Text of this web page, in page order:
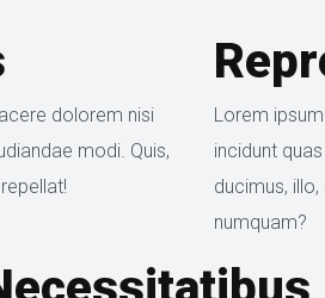
dolorem nisi
modi. Quis,
Lorem
incidunt
ducimus,
numquam?